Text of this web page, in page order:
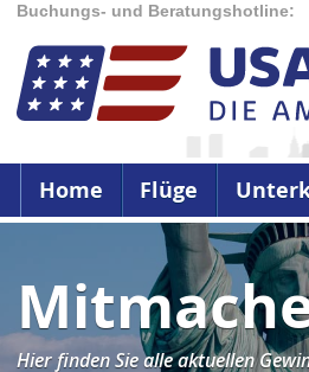
Buchungs- und Beratungshotline:
Home Flüge
Hier finden Sie alle aktuellen